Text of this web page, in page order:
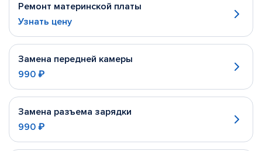
Ремонт материнской платы
Узнать цену
Замена передней камеры
990 ₽
Замена разъема зарядки
990 ₽